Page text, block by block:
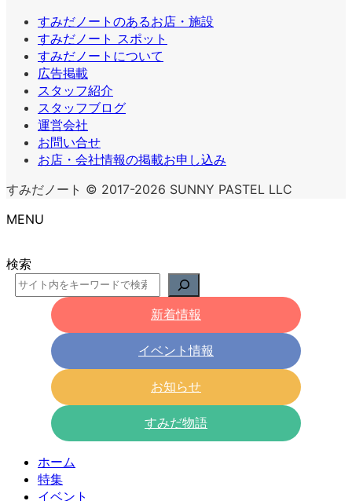
すみだノートのあるお店・施設
すみだノート スポット
すみだノートについて
広告掲載
スタッフ紹介
スタッフブログ
運営会社
お問い合せ
お店・会社情報の掲載お申し込み
すみだノート © 2017-2026 SUNNY PASTEL LLC
MENU
検索
新着情報
イベント情報
お知らせ
すみだ物語
ホーム
特集
イベント